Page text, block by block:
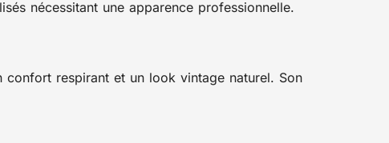
nécessitant une apparence professionnelle.
respirant et un look vintage naturel. Son